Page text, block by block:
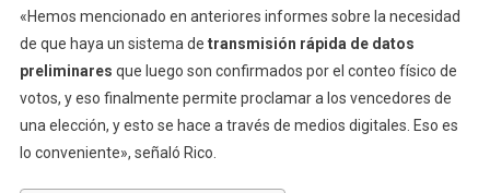
«Hemos mencionado en anteriores informes sobre la necesidad
de que haya un sistema de transmisión rápida de datos
preliminares que luego son confirmados por el conteo físico de
votos, y eso finalmente permite proclamar a los vencedores de
una elección, y esto se hace a través de medios digitales. Eso es
lo conveniente», señaló Rico.